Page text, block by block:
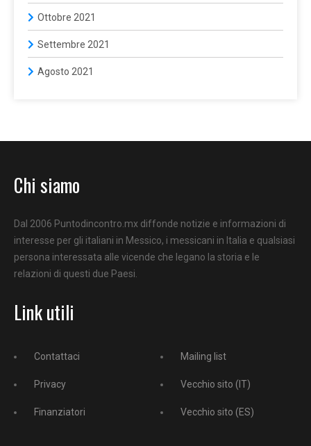
Ottobre 2021
Settembre 2021
Agosto 2021
Chi siamo
Dal 2006 Puntodincontro.mx diffonde notizie e informazioni di
interesse per gli italiani in Messico, i messicani in Italia e qualsiasi
persona interessata alle vicende che legano la storia e le
relazioni di questi due Paesi.
Link utili
Contattaci
Privacy
Finanziatori
Mailing list
Vecchio sito (IT)
Vecchio sito (ES)